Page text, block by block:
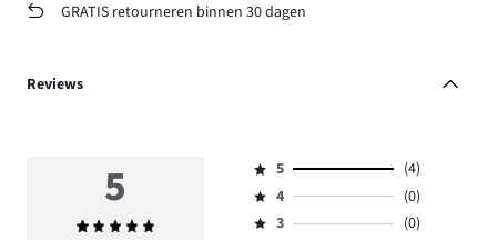
GRATIS retourneren binnen 30 dagen
Reviews
5
Gemiddelde
Beoordeling
5,
aantal
5
(4)
Beoordeling
4,
4
(0)
Beoordeling
3
(0)